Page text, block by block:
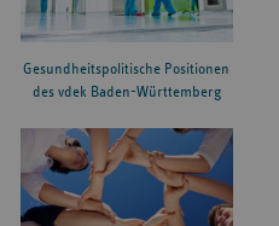
Gesundheitspolitische Positionen
des vdek Baden-Württemberg